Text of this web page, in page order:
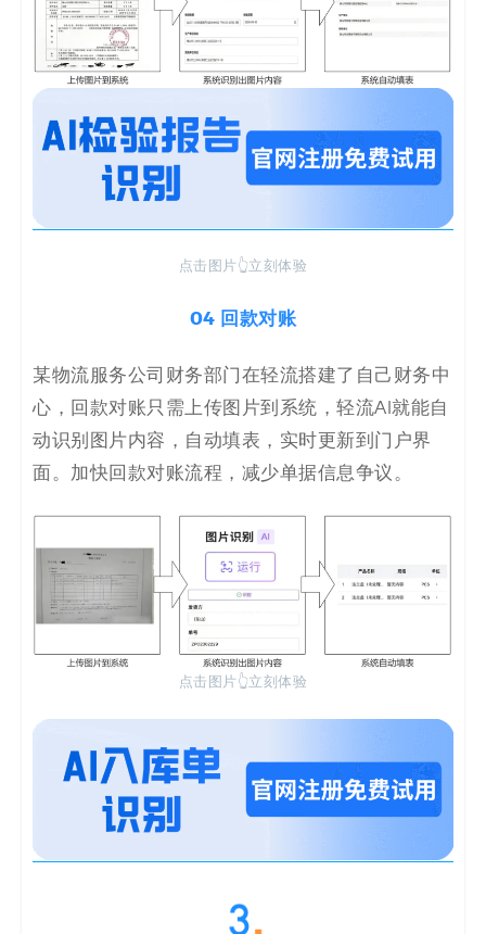
点击图片👆立刻体验
04 回款对账
某物流服务公司财务部门在轻流搭建了自己财务中
心，回款对账只需上传图片到系统，轻流AI就能自
动识别图片内容，自动填表，实时更新到门户界
面。加快回款对账流程，减少单据信息争议。
点击图片👆立刻体验